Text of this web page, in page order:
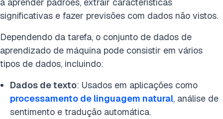
significativas e fazer previsões com dados não vistos.
Dependendo da tarefa, o conjunto de dados de
aprendizado de máquina pode consistir em vários
tipos de dados, incluindo:
Dados de texto: Usados em aplicações como
processamento de linguagem natural, análise de
sentimento e tradução automática.